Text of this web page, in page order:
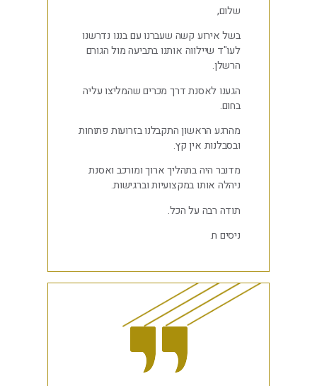
שלום,
בשל אירוע קשה שעברנו עם בננו נדרשנו
לעו"ד שיילווה אותנו בתביעה מול הגורם
הרשלן.
הגענו לאסנת דרך מכרים שהמליצו עליה
בחום.
מהרגע הראשון התקבלנו בזרועות פתוחות
ובסבלנות אין קץ.
מדובר היה בתהליך ארוך ומורכב ואסנת
ניהלה אותו במקצועיות וברגישות.
תודה רבה על הכל.
ניסים ח.